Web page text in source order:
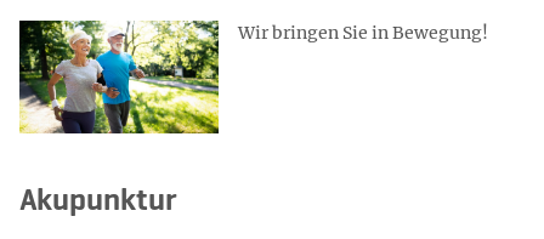
Wir bringen Sie in Bewegung!
Akupunktur